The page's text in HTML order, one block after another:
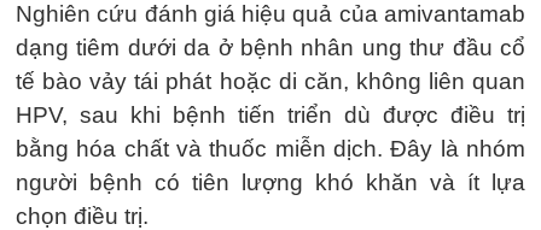
Nghiên cứu đánh giá hiệu quả của amivantamab
dạng tiêm dưới da ở bệnh nhân ung thư đầu cổ
tế bào vảy tái phát hoặc di căn, không liên quan
HPV, sau khi bệnh tiến triển dù được điều trị
bằng hóa chất và thuốc miễn dịch. Đây là nhóm
người bệnh có tiên lượng khó khăn và ít lựa
chọn điều trị.